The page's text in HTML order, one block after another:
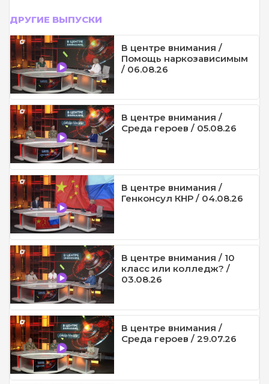
ДРУГИЕ ВЫПУСКИ
В центре внимания /
Помощь наркозависимым
/ 06.08.26
В центре внимания /
Среда героев / 05.08.26
В центре внимания /
Генконсул КНР / 04.08.26
В центре внимания / 10
класс или колледж? /
03.08.26
В центре внимания /
Среда героев / 29.07.26